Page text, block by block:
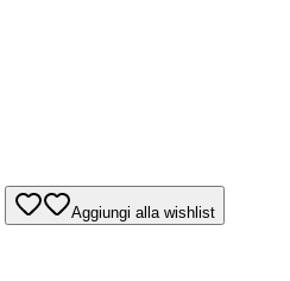
Aggiungi alla wishlist